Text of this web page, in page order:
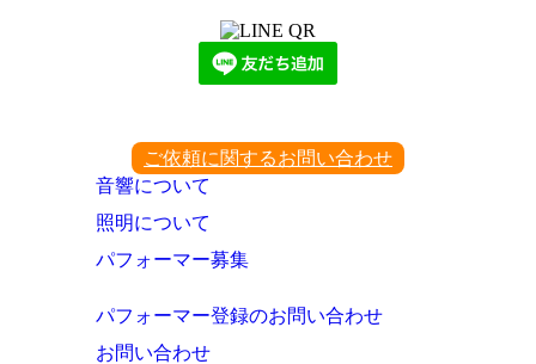
ご依頼に関するお問い合わせ
音響について
照明について
パフォーマー募集
パフォーマー登録のお問い合わせ
お問い合わせ